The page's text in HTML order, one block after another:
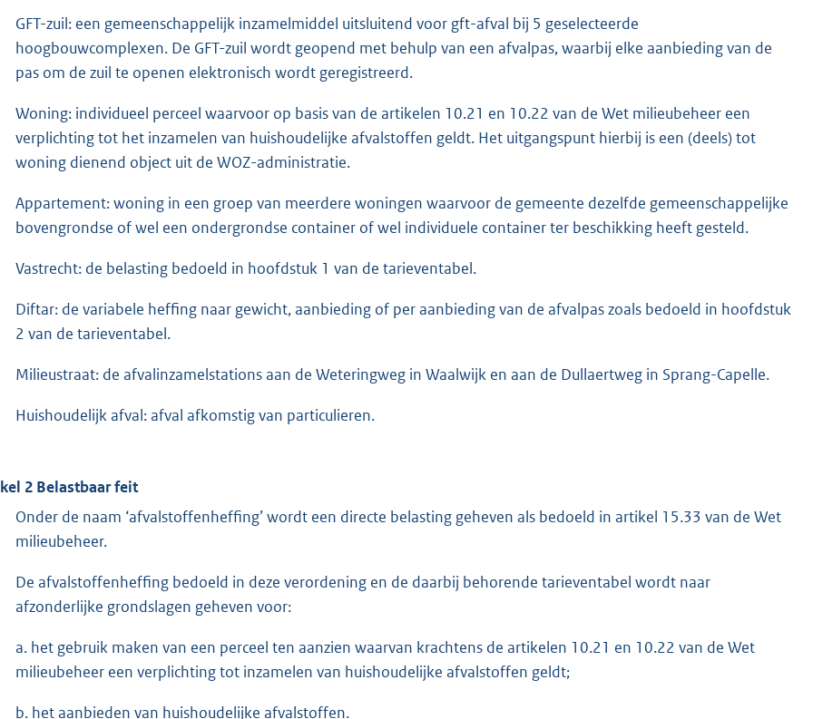
GFT-zuil: een gemeenschappelijk inzamelmiddel uitsluitend voor gft-afval bij 5 geselecteerde
hoogbouwcomplexen. De GFT-zuil wordt geopend met behulp van een afvalpas, waarbij elke aanbieding van de
pas om de zuil te openen elektronisch wordt geregistreerd.
Woning: individueel perceel waarvoor op basis van de artikelen 10.21 en 10.22 van de Wet milieubeheer een
verplichting tot het inzamelen van huishoudelijke afvalstoffen geldt. Het uitgangspunt hierbij is een (deels) tot
woning dienend object uit de WOZ-administratie.
Appartement: woning in een groep van meerdere woningen waarvoor de gemeente dezelfde gemeenschappelijke
bovengrondse of wel een ondergrondse container of wel individuele container ter beschikking heeft gesteld.
Vastrecht: de belasting bedoeld in hoofdstuk 1 van de tarieventabel.
Diftar: de variabele heffing naar gewicht, aanbieding of per aanbieding van de afvalpas zoals bedoeld in hoofdstuk
2 van de tarieventabel.
Milieustraat: de afvalinzamelstations aan de Weteringweg in Waalwijk en aan de Dullaertweg in Sprang-Capelle.
Huishoudelijk afval: afval afkomstig van particulieren.
2 Belastbaar feit
Onder de naam ‘afvalstoffenheffing’ wordt een directe belasting geheven als bedoeld in artikel 15.33 van de Wet
milieubeheer.
De afvalstoffenheffing bedoeld in deze verordening en de daarbij behorende tarieventabel wordt naar
afzonderlijke grondslagen geheven voor:
a. het gebruik maken van een perceel ten aanzien waarvan krachtens de artikelen 10.21 en 10.22 van de Wet
milieubeheer een verplichting tot inzamelen van huishoudelijke afvalstoffen geldt;
b. het aanbieden van huishoudelijke afvalstoffen.